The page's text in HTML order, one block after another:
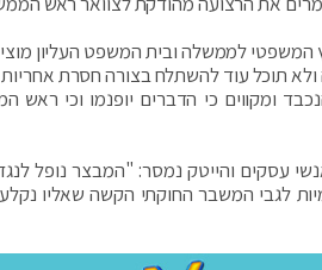
המשפטי לממשלה ובית המשפט העליון
תוכל עוד להשתלח בצורה חסרת אחריות
ומקווים כי הדברים יופנמו וכי
עסקים והייטק נמסר: "המבצר נופל לנגד
לגבי המשבר החוקתי הקשה שאליו